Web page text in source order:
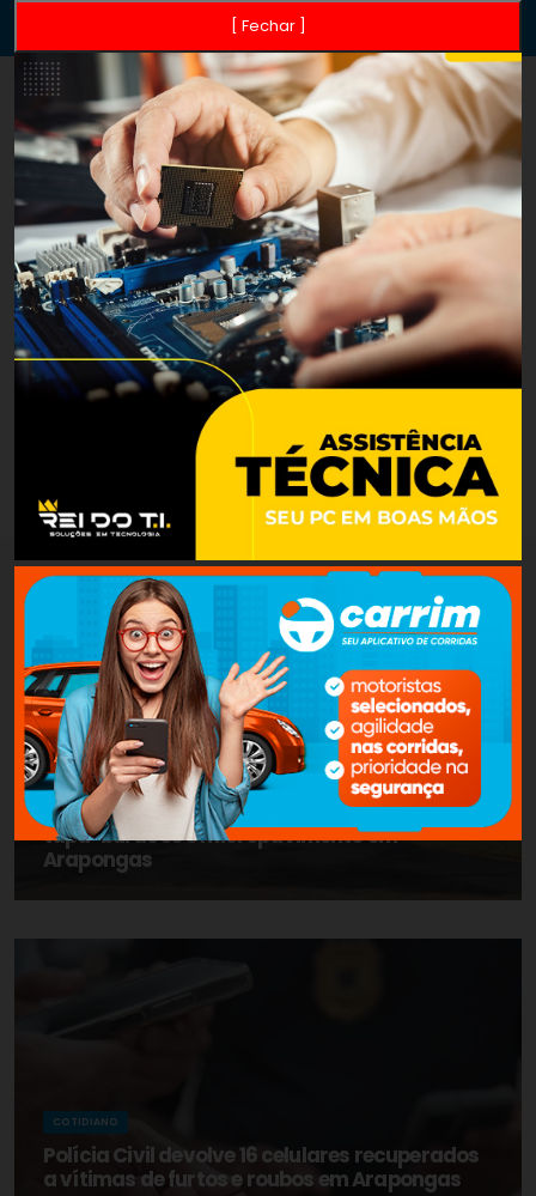
[ Fechar ]
COTIDIANO
Prefeitura segue executando serviços de
tapa-buracos e micropavimento em
Arapongas
COTIDIANO
Polícia Civil devolve 16 celulares recuperados
a vítimas de furtos e roubos em Arapongas